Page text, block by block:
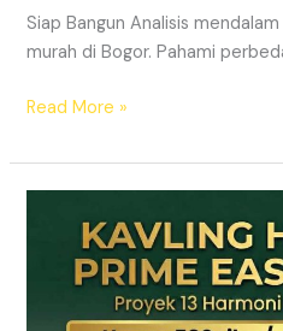
Siap Bangun Analisis
murah di Bogor. Pahami
Read More »
Hanjawong
Puncak
Bogor